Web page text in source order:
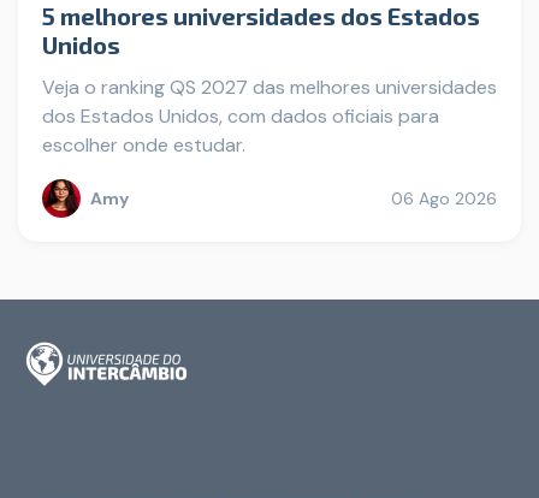
5 melhores universidades dos Estados
Unidos
Veja o ranking QS 2027 das melhores universidades
dos Estados Unidos, com dados oficiais para
escolher onde estudar.
Amy 06 Ago 2026